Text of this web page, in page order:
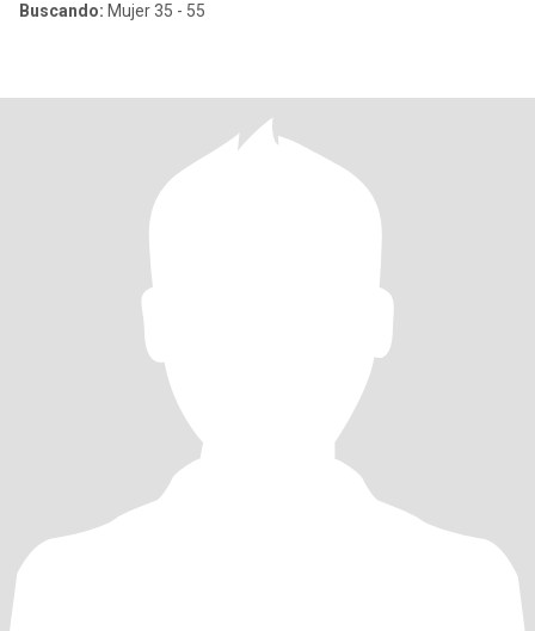
Buscando: Mujer 35 - 55